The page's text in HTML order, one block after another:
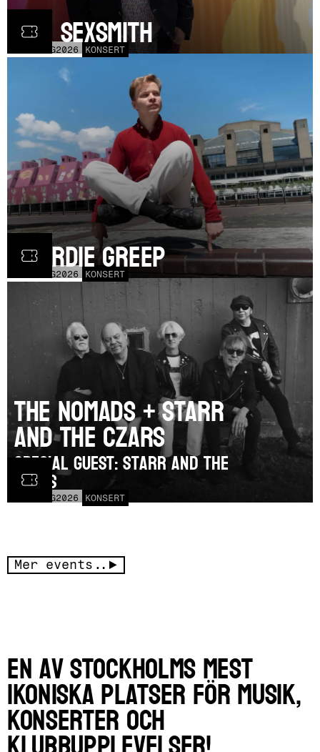
AUG2026 KONSERT
Ron Sexsmith
AUG2026 KONSERT
Geordie Greep
AUG2026 KONSERT
The Nomads + Starr
and the Czars
SPECIAL GUEST: Starr and the
Czars
Mer events..
En av Stockholms mest
ikoniska platser för musik,
konserter och